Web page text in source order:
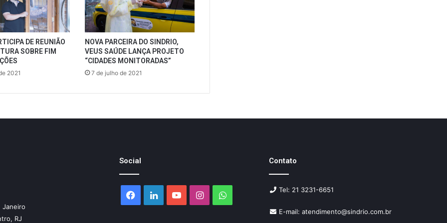
DE REUNIÃO
SOBRE FIM
2021
NOVA PARCEIRA DO SINDRIO,
VEUS SAÚDE LANÇA PROJETO
“CIDADES MONITORADAS”
7 de julho de 2021
Janeiro
RJ
Social
Facebook
LinkedinYouTubeInstagramWhatsApp
Contato
Tel: 21 3231-6651
E-mail: atendimento@sindrio.com.br